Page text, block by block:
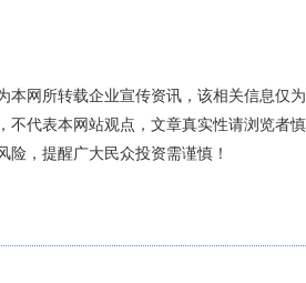
本网所转载企业宣传资讯，该相关信息仅为
不代表本网站观点，文章真实性请浏览者慎
险，提醒广大民众投资需谨慎！